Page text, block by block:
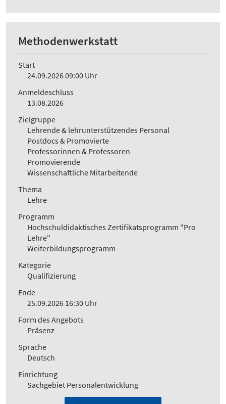
Methodenwerkstatt
Start
24.09.2026 09:00 Uhr
Anmeldeschluss
13.08.2026
Zielgruppe
Lehrende & lehrunterstützendes Personal
Postdocs & Promovierte
Professorinnen & Professoren
Promovierende
Wissenschaftliche Mitarbeitende
Thema
Lehre
Programm
Hochschuldidaktisches Zertifikatsprogramm "Pro
Lehre"
Weiterbildungsprogramm
Kategorie
Qualifizierung
Ende
25.09.2026 16:30 Uhr
Form des Angebots
Präsenz
Sprache
Deutsch
Einrichtung
Sachgebiet Personalentwicklung